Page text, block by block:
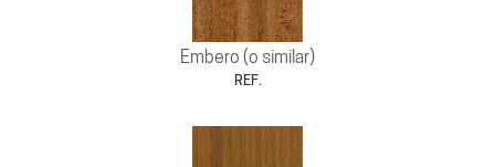
Embero (o similar)
REF.